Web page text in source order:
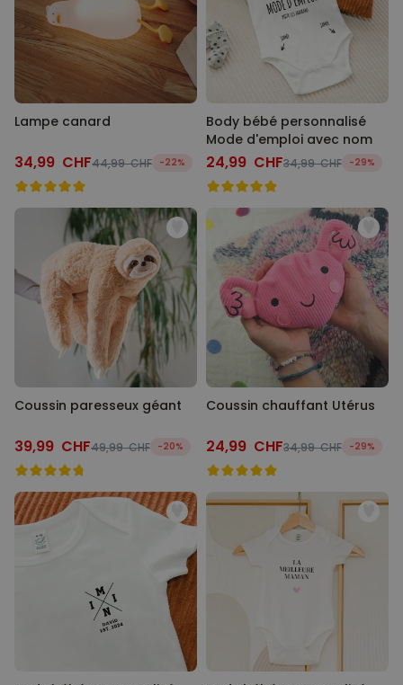
Lampe canard
34,99 CHF44,99 CHF -22%
Body bébé personnalisé
Mode d'emploi avec nom
24,99 CHF34,99 CHF -29%
Coussin paresseux géant
39,99 CHF49,99 CHF -20%
Coussin chauffant Utérus
24,99 CHF34,99 CHF -29%